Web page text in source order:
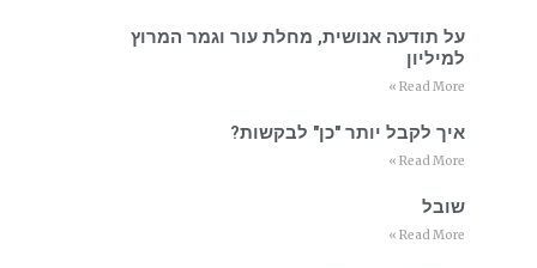
על תודעה אנושית, מחלת עור וגמר המרוץ
למיליון
Read More »
איך לקבל יותר "כן" לבקשות?
Read More »
שובל
Read More »